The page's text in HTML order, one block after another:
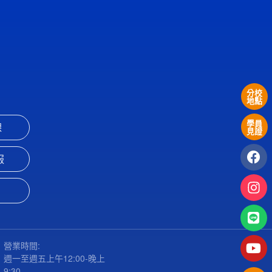
營業時間:
週一至週五上午12:00-晚上
分校
地點
學員
見證